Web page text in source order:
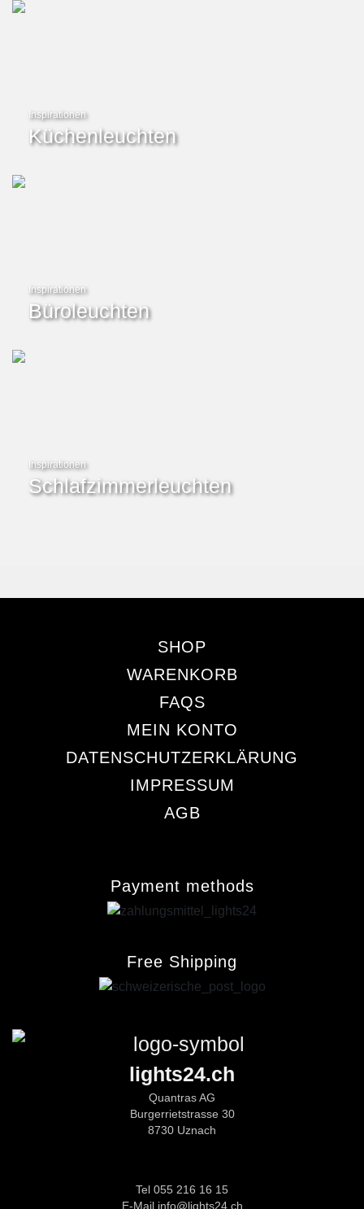
Inspirationen
Küchenleuchten
Inspirationen
Büroleuchten
Inspirationen
Schlafzimmerleuchten
SHOP
WARENKORB
FAQS
MEIN KONTO
DATENSCHUTZERKLÄRUNG
IMPRESSUM
AGB
Payment methods
Free Shipping
lights24.ch
Quantras AG
Burgerrietstrasse 30
8730 Uznach
Tel 055 216 16 15
E-Mail info@lights24.ch